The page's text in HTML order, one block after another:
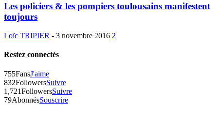
Les policiers & les pompiers toulousains manifestent
toujours
Loïc TRIPIER - 3 novembre 2016 2
Restez connectés
755FansJ'aime
832FollowersSuivre
1,721FollowersSuivre
79AbonnésSouscrire